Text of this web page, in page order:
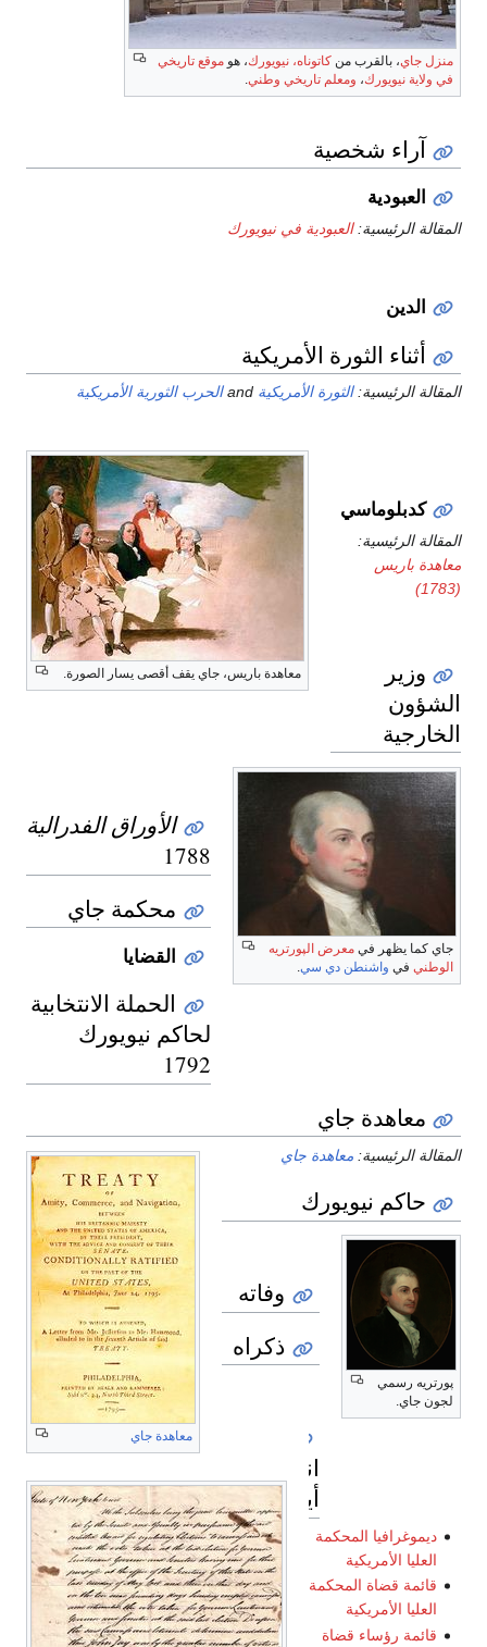
منزل جاي، بالقرب من كاتوناه، نيويورك، هو موقع تاريخي
في ولاية نيويورك، ومعلم تاريخي وطني.
آراء شخصية
العبودية
المقالة الرئيسية:العبودية في نيويورك
الدين
أثناء الثورة الأمريكية
المقالة الرئيسية:الثورة الأمريكية الحرب الثورية الأمريكية
معاهدة باريس، جاي يقف أقصى يسار الصورة.
كدبلوماسي
المقالة الرئيسية:
معاهدة باريس
(1783)
وزير
الشؤون
الخارجية
جاي كما يظهر في معرض الپورتريه
الوطني في واشنطن دي سي
الأوراق الفدرالية
1788
محكمة جاي
القضايا
الحملة الانتخابية
لحاكم نيويورك
1792
معاهدة جاي
معاهدة جاي
المقالة الرئيسية: معاهدة جاي
حاكم نيويورك
پورتريه رسمي
لجون جاي.
وفاته
ذكراه
انظر
أيضاً
ديموغرافيا المحكمة
العليا الأمريكية
قائمة قضاة المحكمة
العليا الأمريكية
قائمة رؤساء قضاة